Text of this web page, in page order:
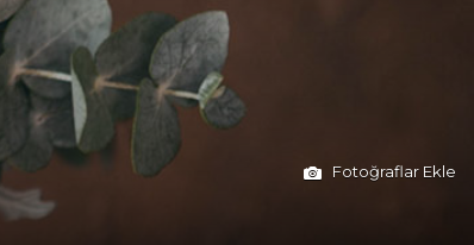
Fotoğraflar Ekle